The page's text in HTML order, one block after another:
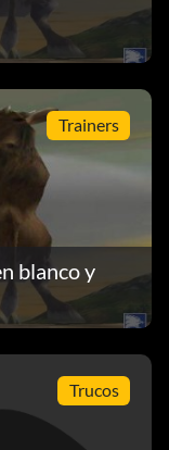
Trainers
blanco y
Trucos